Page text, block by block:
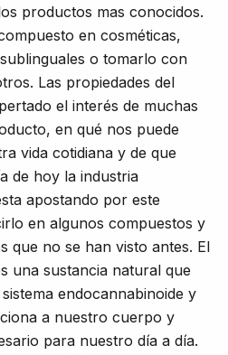
productos mas conocidos.
en cosméticas,
o tomarlo con
Las propiedades del
el interés de muchas
en qué nos puede
vida cotidiana y de que
de hoy la industria
apostando por este
en algunos compuestos y
que no se han visto antes. El
una sustancia natural que
endocannabinoide y
a nuestro cuerpo y
para nuestro día a día.